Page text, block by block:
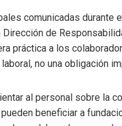
comunicadas durante
Dirección de
práctica a los
no una obligación
al personal sobre la
beneficiar a